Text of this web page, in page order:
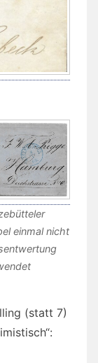
einmal nicht
(statt 7)